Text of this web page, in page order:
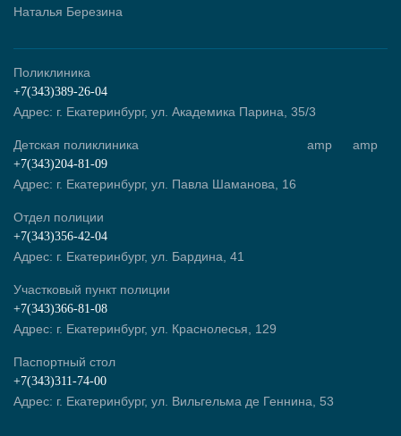
Наталья Березина
Поликлиника
+7(343)389-26-04
Адрес: г. Екатеринбург, ул. Академика Парина, 35/3
Детская поликлиника
+7(343)204-81-09
Адрес: г. Екатеринбург, ул. Павла Шаманова, 16
amp amp
Отдел полиции
+7(343)356-42-04
Адрес: г. Екатеринбург, ул. Бардина, 41
Участковый пункт полиции
+7(343)366-81-08
Адрес: г. Екатеринбург, ул. Краснолесья, 129
Паспортный стол
+7(343)311-74-00
Адрес: г. Екатеринбург, ул. Вильгельма де Геннина, 53